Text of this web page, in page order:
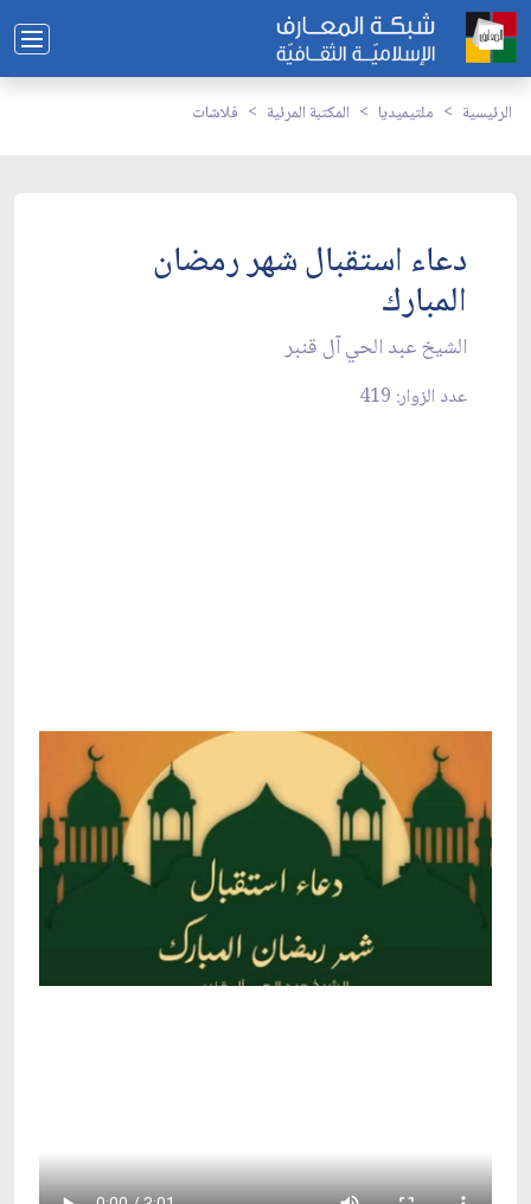
الرئيسية ملتيميديا المكتبة المرئية فلاشات
دعاء استقبال شهر رمضان
المبارك
الشيخ عبد الحي آل قنبر
عدد الزوار: 419